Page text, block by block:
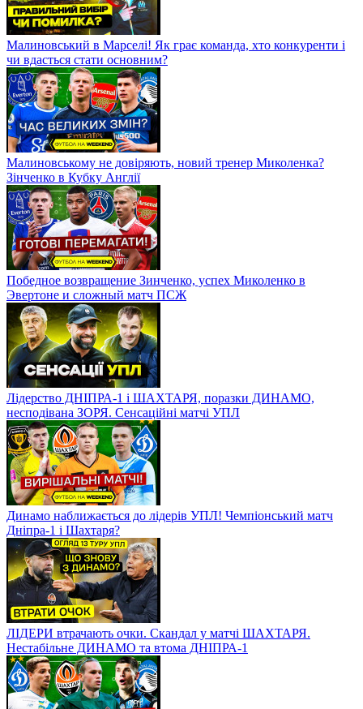
Малиновський в Марселі! Як грає команда, хто конкуренти і
чи вдасться стати основним?
Малиновському не довіряють, новий тренер Миколенка?
Зінченко в Кубку Англії
Победное возвращение Зинченко, успех Миколенко в
Эвертоне и сложный матч ПСЖ
Лідерство ДНІПРА-1 і ШАХТАРЯ, поразки ДИНАМО,
несподівана ЗОРЯ. Сенсаційні матчі УПЛ
Динамо наближається до лідерів УПЛ! Чемпіонський матч
Дніпра-1 і Шахтаря?
ЛІДЕРИ втрачають очки. Скандал у матчі ШАХТАРЯ.
Нестабільне ДИНАМО та втома ДНІПРА-1